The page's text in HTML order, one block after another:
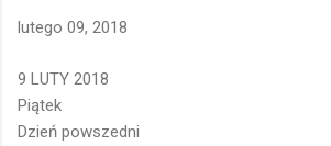
lutego 09, 2018
9 LUTY 2018
Piątek
Dzień powszedni